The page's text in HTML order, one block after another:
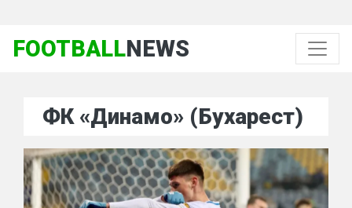
FOOTBALLNEWS
ФК «Динамо» (Бухарест)